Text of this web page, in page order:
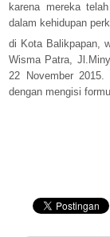
karena mereka
dalam kehidupan
di Kota Balikpapan,
Wisma Patra,
22 November 2015.
dengan mengisi